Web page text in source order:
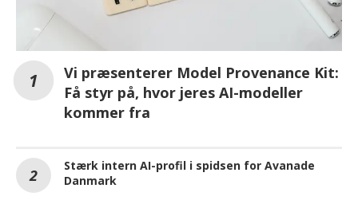
Vi præsenterer Model Provenance Kit:
Få styr på, hvor jeres AI-modeller
kommer fra
Stærk intern AI-profil i spidsen for Avanade
Danmark